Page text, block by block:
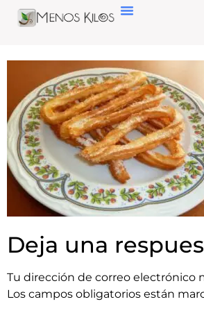
Deja una
Tu dirección de correo electrónico
Los campos obligatorios están